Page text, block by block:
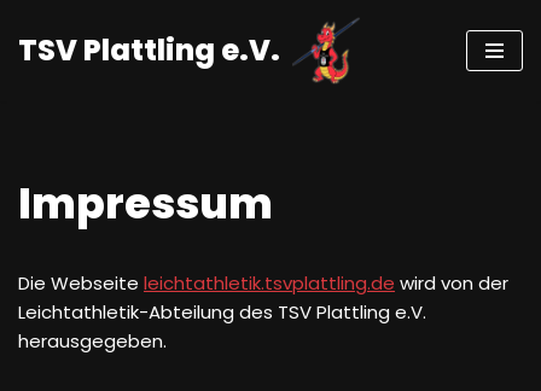
Zum
TSV Plattling e.V.
Impressum
Die Webseite leichtathletik.tsvplattling.de wird von der
Leichtathletik-Abteilung des TSV Plattling e.V.
herausgegeben.